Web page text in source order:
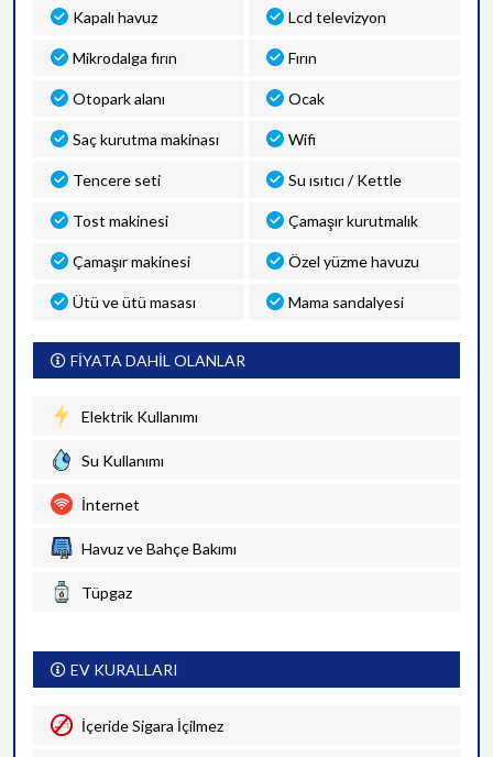
Kapalı havuz Lcd televizyon
Mikrodalga fırın Fırın
Otopark alanı Ocak
Saç kurutma makinası Wifi
Tencere seti Su ısıtıcı / Kettle
Tost makinesi Çamaşır kurutmalık
Çamaşır makinesi Özel yüzme havuzu
Ütü ve ütü masası Mama sandalyesi
FİYATA DAHİL OLANLAR
Elektrik Kullanımı
Su Kullanımı
İnternet
Havuz ve Bahçe Bakımı
Tüpgaz
EV KURALLARI
İçeride Sigara İçilmez